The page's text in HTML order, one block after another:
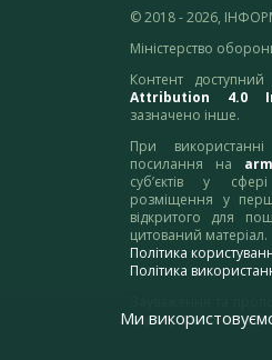
© 2018 - 2026,
Міністерство
Контент
Attribution 4.0
зазначено інше.
При
посилання на
суб’єктів у
розміщення у
відкритого для
цитований матеріал.
Політика
Політика
адресу:
Ми